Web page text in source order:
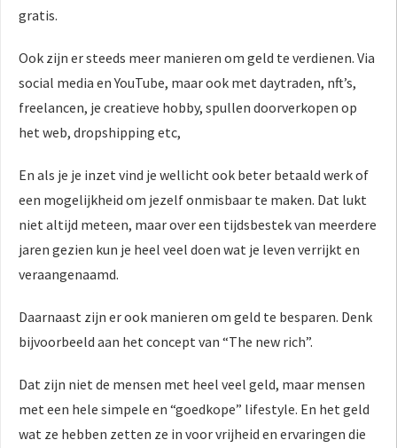
gratis.
Ook zijn er steeds meer manieren om geld te verdienen. Via
social media en YouTube, maar ook met daytraden, nft’s,
freelancen, je creatieve hobby, spullen doorverkopen op
het web, dropshipping etc,
En als je je inzet vind je wellicht ook beter betaald werk of
een mogelijkheid om jezelf onmisbaar te maken. Dat lukt
niet altijd meteen, maar over een tijdsbestek van meerdere
jaren gezien kun je heel veel doen wat je leven verrijkt en
veraangenaamd.
Daarnaast zijn er ook manieren om geld te besparen. Denk
bijvoorbeeld aan het concept van “The new rich”.
Dat zijn niet de mensen met heel veel geld, maar mensen
met een hele simpele en “goedkope” lifestyle. En het geld
wat ze hebben zetten ze in voor vrijheid en ervaringen die